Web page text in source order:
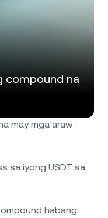
compound na
may mga araw-
sa iyong USDT sa
habang